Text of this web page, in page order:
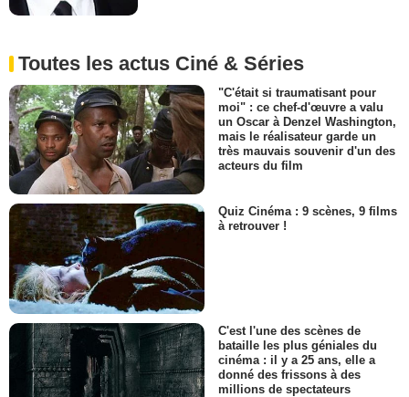
Toutes les actus Ciné & Séries
"C'était si traumatisant pour
moi" : ce chef-d'œuvre a valu
un Oscar à Denzel Washington,
mais le réalisateur garde un
très mauvais souvenir d'un des
acteurs du film
Quiz Cinéma : 9 scènes, 9 films
à retrouver !
C'est l'une des scènes de
bataille les plus géniales du
cinéma : il y a 25 ans, elle a
donné des frissons à des
millions de spectateurs